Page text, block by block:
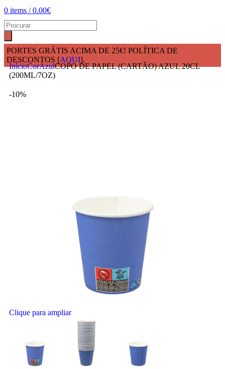
0 items / 0.00€
PORTES GRÁTIS ACIMA DE 25€! POLÍTICA DE
DESCONTOS [AQUI].
InícioCorAzulCOPO DE PAPEL (CARTÃO) AZUL 20CL
(200ML/7OZ)
-10%
Clique para ampliar